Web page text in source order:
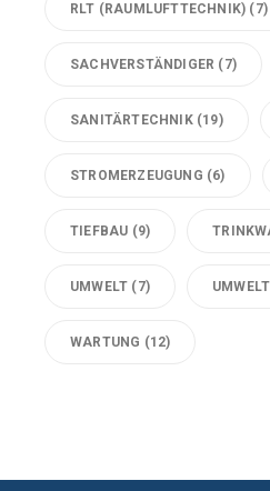
RLT (RAUMLUFTTECHNIK) (7)
SACHVERSTÄNDIGER (7)
SANITÄRTECHNIK(19)
STROMERZEUGUNG (6)
TIEFBAU (9)
UMWELT (7)
WARTUNG (12)